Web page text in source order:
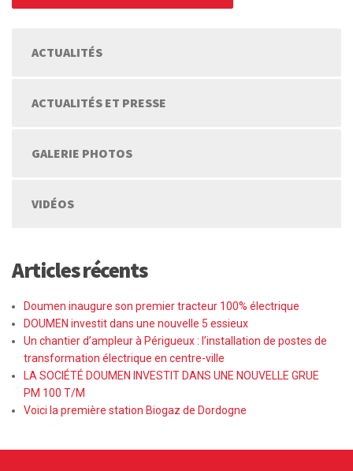
ACTUALITÉS
ACTUALITÉS ET PRESSE
GALERIE PHOTOS
VIDÉOS
Articles récents
Doumen inaugure son premier tracteur 100% électrique
DOUMEN investit dans une nouvelle 5 essieux
Un chantier d’ampleur à Périgueux : l’installation de postes de
transformation électrique en centre-ville
LA SOCIÉTÉ DOUMEN INVESTIT DANS UNE NOUVELLE GRUE
PM 100 T/M
Voici la première station Biogaz de Dordogne